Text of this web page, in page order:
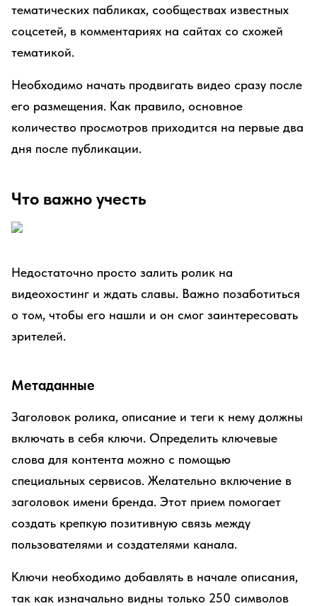
тематических пабликах, сообществах известных
соцсетей, в комментариях на сайтах со схожей
тематикой.
Необходимо начать продвигать видео сразу после
его размещения. Как правило, основное
количество просмотров приходится на первые два
дня после публикации.
Что важно учесть
Недостаточно просто залить ролик на
видеохостинг и ждать славы. Важно позаботиться
о том, чтобы его нашли и он смог заинтересовать
зрителей.
Метаданные
Заголовок ролика, описание и теги к нему должны
включать в себя ключи. Определить ключевые
слова для контента можно с помощью
специальных сервисов. Желательно включение в
заголовок имени бренда. Этот прием помогает
создать крепкую позитивную связь между
пользователями и создателями канала.
Ключи необходимо добавлять в начале описания,
так как изначально видны только 250 символов